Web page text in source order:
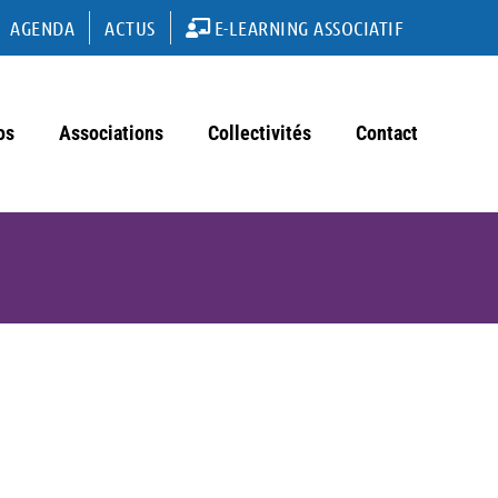
AGENDA ACTUS E-LEARNING ASSOCIATIF
Associations Collectivités Contact